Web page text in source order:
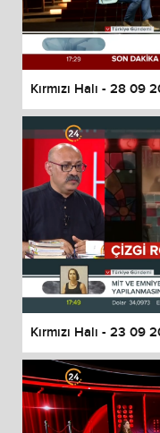
Kırmızı Halı - 28 09
Kırmızı Halı - 23 09